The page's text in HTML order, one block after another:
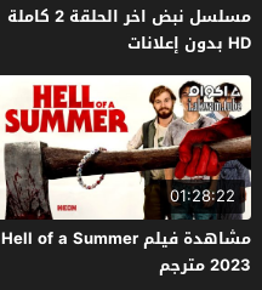
مسلسل نبض اخر الحلقة 2 كاملة
HD بدون إعلانات
01:28:22
مشاهدة فيلم Hell of a Summer
2023 مترجم